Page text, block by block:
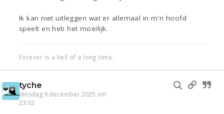
Ik kan niet uitleggen wat er allemaal in m'n hoofd
speelt en heb het moeilijk.
Forever is a hell of a long time.
tyche
dinsdag 9 december 2025 om
23:02